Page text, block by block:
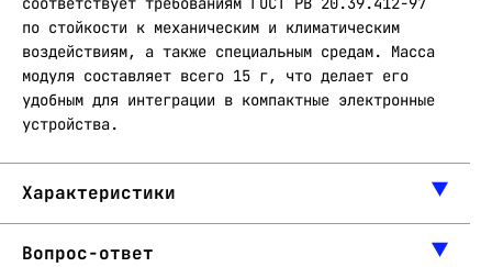
по стойкости к механическим и климатическим
воздействиям, а также специальным средам. Масса
модуля составляет всего 15 г, что делает его
удобным для интеграции в компактные электронные
устройства.
Характеристики
Вопрос-ответ